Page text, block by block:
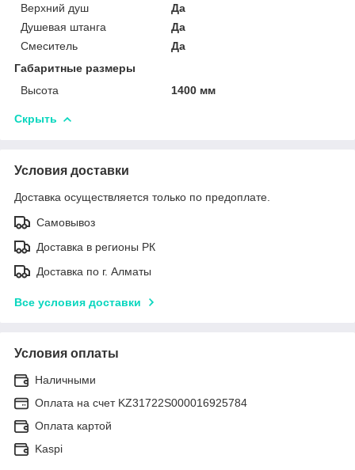
Верхний душ
Да
Душевая штанга
Да
Смеситель
Да
Габаритные размеры
Высота
1400 мм
Скрыть
Условия доставки
Доставка осуществляется только по предоплате.
Самовывоз
Доставка в регионы РК
Доставка по г. Алматы
Все условия доставки
Условия оплаты
Наличными
Оплата на счет KZ31722S000016925784
Оплата картой
Kaspi